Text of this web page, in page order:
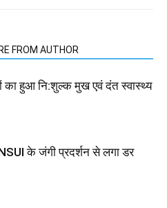
FROM AUTHOR
का हुआ नि:शुल्क मुख एवं दंत स्वास्थ्य
के जंगी प्रदर्शन से लगा डर